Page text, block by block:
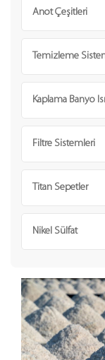
Anot Çeşitleri
Temizleme
Kaplama Banyo
Filtre Sistemleri
Titan Sepetler
Nikel Sülfat